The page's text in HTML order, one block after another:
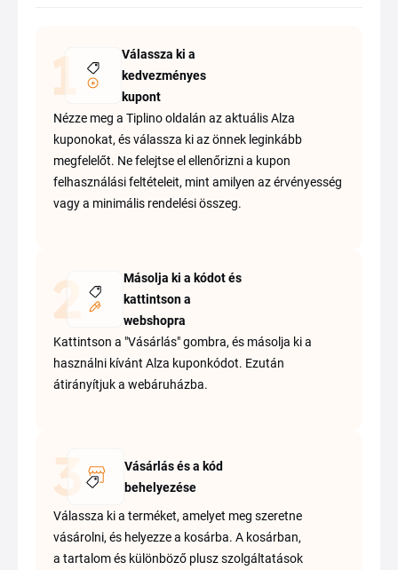
Válassza ki a
kedvezményes
kupont
Nézze meg a Tiplino oldalán az aktuális Alza
kuponokat, és válassza ki az önnek leginkább
megfelelőt. Ne felejtse el ellenőrizni a kupon
felhasználási feltételeit, mint amilyen az érvényesség
vagy a minimális rendelési összeg.
Másolja ki a kódot és
kattintson a
webshopra
Kattintson a "Vásárlás" gombra, és másolja ki a
használni kívánt Alza kuponkódot. Ezután
átirányítjuk a webáruházba.
Vásárlás és a kód
behelyezése
Válassza ki a terméket, amelyet meg szeretne
vásárolni, és helyezze a kosárba. A kosárban,
a tartalom és különböző plusz szolgáltatások